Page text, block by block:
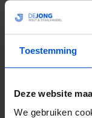
Toestemming
Deze website
We gebruiken